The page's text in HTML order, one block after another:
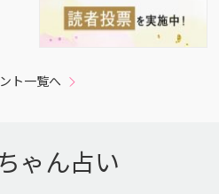
ト一覧へ
ゃん占い